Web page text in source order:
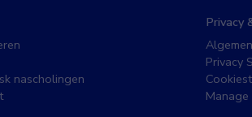
nascholingen
Privacy
Privacy